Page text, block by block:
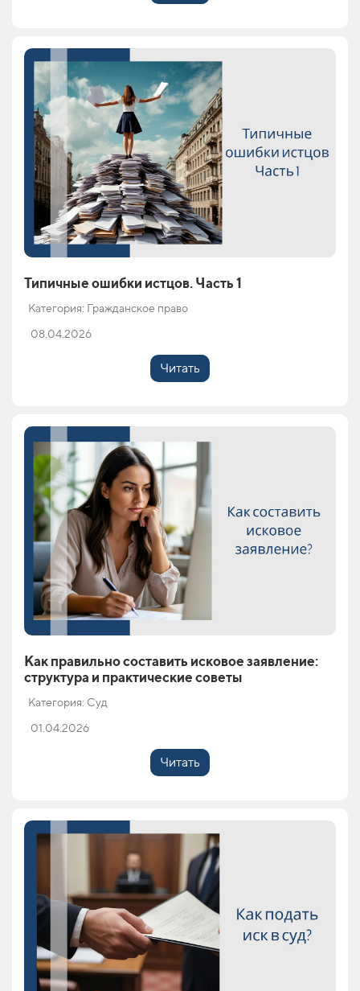
Типичные ошибки истцов. Часть 1
Категория: Гражданское право
08.04.2026
Читать
Как правильно составить исковое заявление:
структура и практические советы
Категория: Суд
01.04.2026
Читать